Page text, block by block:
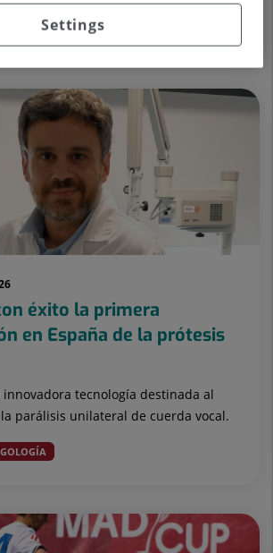
éxito la primera
en España de la prótesis
innovadora tecnología destinada al
parálisis unilateral de cuerda vocal.
Settings